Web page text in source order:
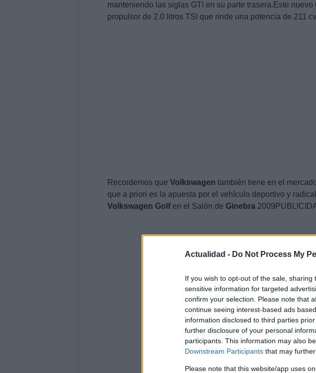
Actualidad - Do Not Process My
If you wish to opt-out of the sale,
sensitive information for targeted
confirm your selection. Please note that
continue seeing interest-based ads
information disclosed to third parties
further disclosure of your personal
participants. This information may also
Downstream Participants that may
Please note that this website/app uses
manteniendo las siglas GTI en su parte trasera.Este nuevo
propulsor de 2.0 litros TSI que rinde una potencia de 211
Recordemos que Volkswagen también tiene en el
que a priori es la apuesta por el vehículo deportivo y
Volkswagen Golf en el Salón de Ginebra